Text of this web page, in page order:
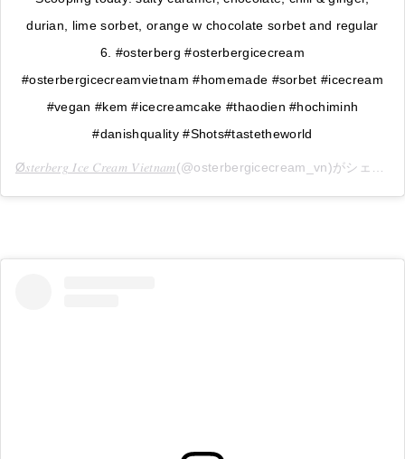
durian, lime sorbet, orange w chocolate sorbet and regular
6. #osterberg #osterbergicecream
#osterbergicecreamvietnam #homemade #sorbet #icecream
#vegan #kem #icecreamcake #thaodien #hochiminh
#danishquality #Shots#tastetheworld
Ø𝑠𝑡𝑒𝑟𝑏𝑒𝑟𝑔 𝐼𝑐𝑒 𝐶𝑟𝑒𝑎𝑚 𝑉𝑖𝑒𝑡𝑛𝑎𝑚(@osterbergicecream_vn)がシェアした投稿 -